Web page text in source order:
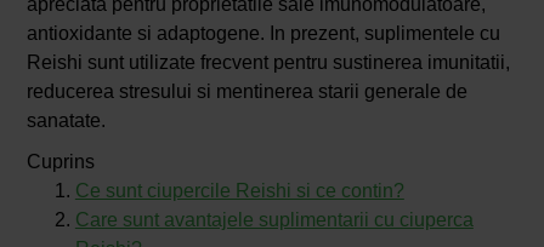
antioxidante si adaptogene. In prezent, suplimentele cu
Reishi sunt utilizate frecvent pentru sustinerea imunitatii,
reducerea stresului si mentinerea starii generale de
sanatate.
Cuprins
Ce sunt ciupercile Reishi si ce contin?
Care sunt avantajele suplimentarii cu ciuperca